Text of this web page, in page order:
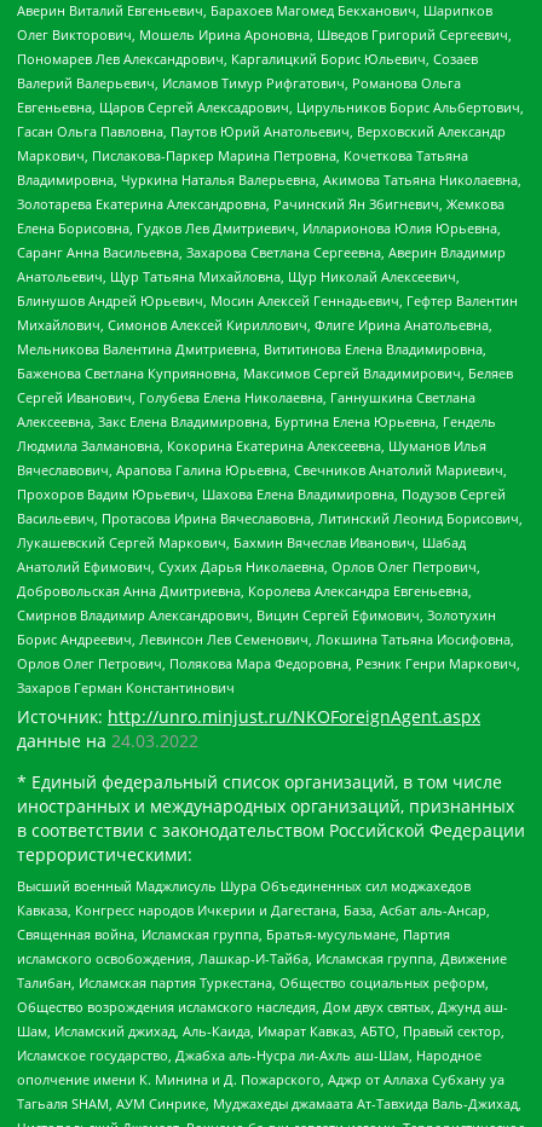
Аверин Виталий Евгеньевич, Барахоев Магомед Бекханович, Шарипков
Олег Викторович, Мошель Ирина Ароновна, Шведов Григорий Сергеевич,
Пономарев Лев Александрович, Каргалицкий Борис Юльевич, Созаев
Валерий Валерьевич, Исламов Тимур Рифгатович, Романова Ольга
Евгеньевна, Щаров Сергей Алексадрович, Цирульников Борис Альбертович,
Гасан Ольга Павловна, Паутов Юрий Анатольевич, Верховский Александр
Маркович, Пислакова-Паркер Марина Петровна, Кочеткова Татьяна
Владимировна, Чуркина Наталья Валерьевна, Акимова Татьяна Николаевна,
Золотарева Екатерина Александровна, Рачинский Ян Збигневич, Жемкова
Елена Борисовна, Гудков Лев Дмитриевич, Илларионова Юлия Юрьевна,
Саранг Анна Васильевна, Захарова Светлана Сергеевна, Аверин Владимир
Анатольевич, Щур Татьяна Михайловна, Щур Николай Алексеевич,
Блинушов Андрей Юрьевич, Мосин Алексей Геннадьевич, Гефтер Валентин
Михайлович, Симонов Алексей Кириллович, Флиге Ирина Анатольевна,
Мельникова Валентина Дмитриевна, Вититинова Елена Владимировна,
Баженова Светлана Куприяновна, Максимов Сергей Владимирович, Беляев
Сергей Иванович, Голубева Елена Николаевна, Ганнушкина Светлана
Алексеевна, Закс Елена Владимировна, Буртина Елена Юрьевна, Гендель
Людмила Залмановна, Кокорина Екатерина Алексеевна, Шуманов Илья
Вячеславович, Арапова Галина Юрьевна, Свечников Анатолий Мариевич,
Прохоров Вадим Юрьевич, Шахова Елена Владимировна, Подузов Сергей
Васильевич, Протасова Ирина Вячеславовна, Литинский Леонид Борисович,
Лукашевский Сергей Маркович, Бахмин Вячеслав Иванович, Шабад
Анатолий Ефимович, Сухих Дарья Николаевна, Орлов Олег Петрович,
Добровольская Анна Дмитриевна, Королева Александра Евгеньевна,
Смирнов Владимир Александрович, Вицин Сергей Ефимович, Золотухин
Борис Андреевич, Левинсон Лев Семенович, Локшина Татьяна Иосифовна,
Орлов Олег Петрович, Полякова Мара Федоровна, Резник Генри Маркович,
Захаров Герман Константинович
Источник: http://unro.minjust.ru/NKOForeignAgent.aspx
данные на 24.03.2022
* Единый федеральный список организаций, в том числе
иностранных и международных организаций, признанных
в соответствии с законодательством Российской Федерации
террористическими:
Высший военный Маджлисуль Шура Объединенных сил моджахедов
Кавказа, Конгресс народов Ичкерии и Дагестана, База, Асбат аль-Ансар,
Священная война, Исламская группа, Братья-мусульмане, Партия
исламского освобождения, Лашкар-И-Тайба, Исламская группа, Движение
Талибан, Исламская партия Туркестана, Общество социальных реформ,
Общество возрождения исламского наследия, Дом двух святых, Джунд аш-
Шам, Исламский джихад, Аль-Каида, Имарат Кавказ, АБТО, Правый сектор,
Исламское государство, Джабха аль-Нусра ли-Ахль аш-Шам, Народное
ополчение имени К. Минина и Д. Пожарского, Аджр от Аллаха Субхану уа
Тагьаля SHAM, АУМ Синрике, Муджахеды джамаата Ат-Тавхида Валь-Джихад,